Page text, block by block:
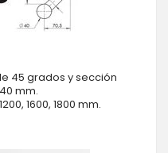
45 grados y sección
mm.
1600, 1800 mm.